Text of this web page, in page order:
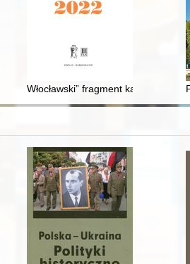
opozycji antykomunistycznej w
Włocławski” fragment